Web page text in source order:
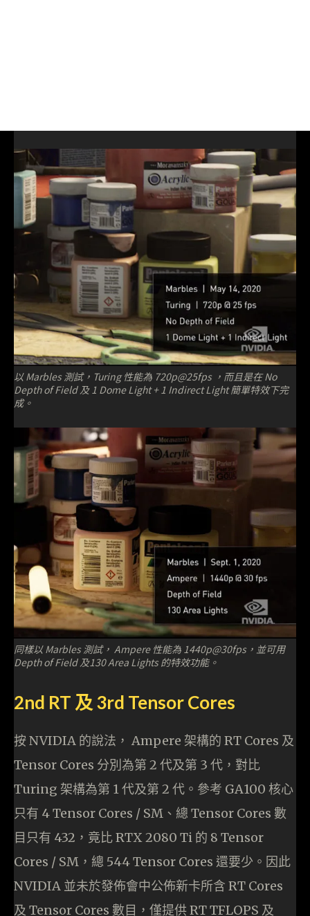
以 Marbles 測試，Turing 性能為 720p@25fps ，而且是在 No
Depth of Field 及 1 Dome Light + 1 Indirect Light 簡單特效下完
成。
同樣以 Marbles 測試， Ampere 性能為 1440p@30fps，並可用
Depth of Field 及130 Area Lights 的特效功能。
2nd RT 及 3rd Tensor Cores
按 NVIDIA 的說法， Ampere 架構的 RT Cores 及
Tensor Cores 分別為第 2 代及第 3 代，對比
Turing 架構為第 1 代及第 2 代。參考 GA100 核心
只有 4 Tensor Cores / SM、總 Tensor Cores 數
目只有 432，竟比 RTX 2080 Ti 的 8 Tensor
Cores / SM，總 544 Tensor Cores 還要少。因此
NVIDIA 並未於發佈會中公佈新卡所含 RT Cores
及 Tensor Cores 數目，僅提供 RT TFLOPS 及